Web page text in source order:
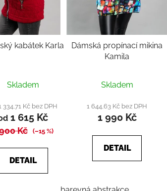
kabátek Karla
Skladem
334,71 Kč bez DPH
1 615 Kč
Kč (–15 %)
DETAIL
Dámská propínací mikina
Kamila
Skladem
1 644,63 Kč bez DPH
1 990 Kč
DETAIL